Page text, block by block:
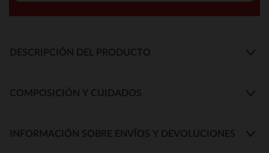
DESCRIPCIÓN DEL PRODUCTO
COMPOSICIÓN Y CUIDADOS
INFORMACIÓN SOBRE ENVÍOS Y DEVOLUCIONES